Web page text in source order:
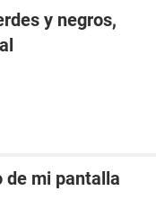
y negros,
de mi pantalla